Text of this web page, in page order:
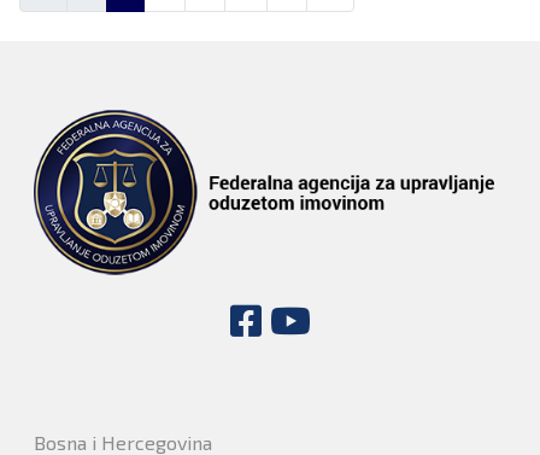
Bosna i Hercegovina